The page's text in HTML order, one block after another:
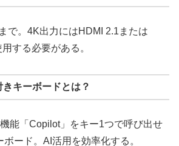
で。4K出力にはHDMI 2.1または
する必要がある。
キーボードとは？
能「Copilot」をキー1つで呼び出せ
ード。AI活用を効率化する。